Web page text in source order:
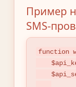
Пример
SMS-
function
    $api_key = 'ВАШ_API_КЛЮЧ';
    $api_secret = 'ВАШ_API_СЕКРЕТ';